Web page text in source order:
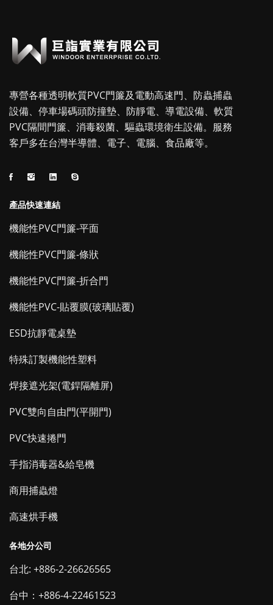
專營各種透明軟質PVC門簾及電動高速門、防蟲捕蟲
設備、停車場碼頭防撞墊、防靜電、導電設備、軟質
PVC隔間門簾、消毒殺菌、驅蟲環境衛生設備。服務
客戶多在台灣半導體、電子、電腦、食品廠等。
產品快速連結
機能性PVC門簾-平面
機能性PVC門簾-條狀
機能性PVC門簾-折合門
機能性PVC-貼覆膜(玻璃貼覆)
ESD抗靜電桌墊
特殊訂製機能性塑料
焊接遮光架(電銲隔離屏)
PVC雙向自由門(平開門)
PVC快速捲門
手指消毒器&給皂機
商用捕蟲燈
高速烘手機
各地分公司
台北: +886-2-26626565
台中：+886-4-22461523